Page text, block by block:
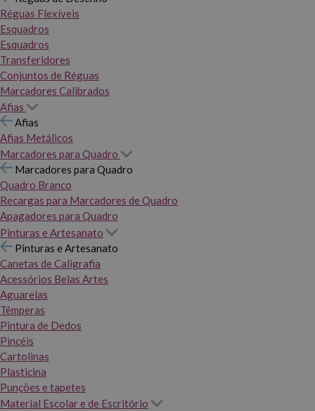
Réguas Flexíveis
Esquadros
Esquadros
Transferidores
Conjuntos de Réguas
Marcadores Calibrados
Afias
Afias
Afias Metálicos
Marcadores para Quadro
Marcadores para Quadro
Quadro Branco
Recargas para Marcadores de Quadro
Apagadores para Quadro
Pinturas e Artesanato
Pinturas e Artesanato
Canetas de Caligrafia
Acessórios Belas Artes
Aguarelas
Têmperas
Pintura de Dedos
Pincéis
Cartolinas
Plasticina
Punções e tapetes
Material Escolar e de Escritório